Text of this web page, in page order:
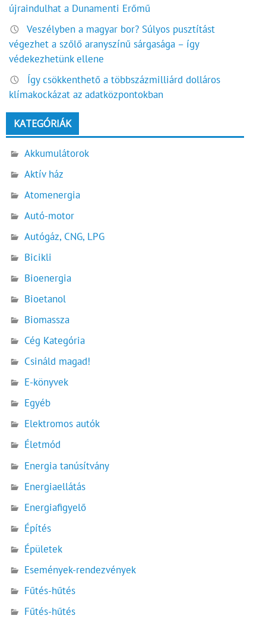
újraindulhat a Dunamenti Erőmű
Veszélyben a magyar bor? Súlyos pusztítást
végezhet a szőlő aranyszínű sárgasága – így
védekezhetünk ellene
Így csökkenthető a többszázmilliárd dolláros
klímakockázat az adatközpontokban
KATEGÓRIÁK
Akkumulátorok
Aktív ház
Atomenergia
Autó-motor
Autógáz, CNG, LPG
Bicikli
Bioenergia
Bioetanol
Biomassza
Cég Kategória
Csináld magad!
E-könyvek
Egyéb
Elektromos autók
Életmód
Energia tanúsítvány
Energiaellátás
Energiafigyelő
Építés
Épületek
Események-rendezvények
Fűtés-hűtés
Fűtés-hűtés